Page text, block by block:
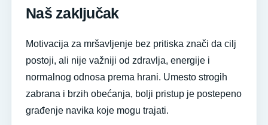
Naš zaključak
Motivacija za mršavljenje bez pritiska znači da cilj
postoji, ali nije važniji od zdravlja, energije i
normalnog odnosa prema hrani. Umesto strogih
zabrana i brzih obećanja, bolji pristup je postepeno
građenje navika koje mogu trajati.